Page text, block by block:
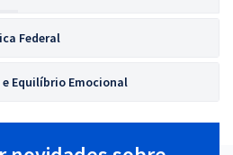
Federal
Equilíbrio Emocional